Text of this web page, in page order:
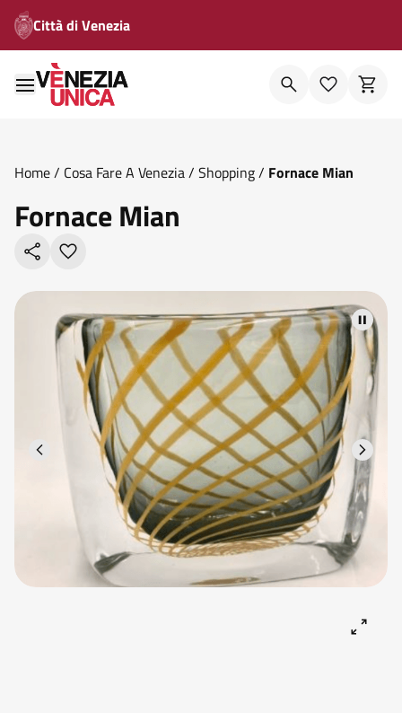
Città di Venezia
Home/ Cosa Fare A Venezia/ Shopping/ Fornace Mian
Fornace Mian